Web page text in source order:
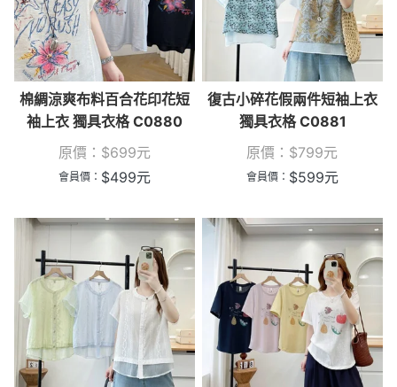
棉綢涼爽布料百合花印花短
袖上衣 獨具衣格 C0880
原價： $699元
會員價： $499元
復古小碎花假兩件短袖上衣
獨具衣格 C0881
原價： $799元
會員價： $599元